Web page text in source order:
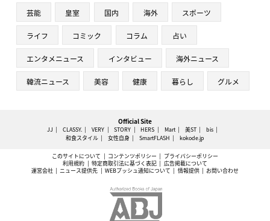
芸能 皇室 国内 海外 スポーツ
ライフ コミック コラム 占い
エンタメニュース インタビュー 海外ニュース
韓流ニュース 美容 健康 暮らし グルメ
Official Site
JJ CLASSY. VERY STORY HERS Mart 美ST
bis
和食スタイル
女性自身 SmartFLASH kokode.jp
このサイトについて コンテンツポリシー
プライバシーポリシー
利用規約
特定商取引法に基づく表記
広告掲載について
運営会社
ニュース提供先 WEBプッシュ通知について 情報提供 お問い合わせ